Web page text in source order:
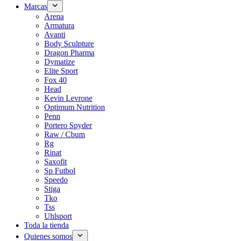
Marcas
Arena
Armatura
Avanti
Body Sculpture
Dragon Pharma
Dymatize
Elite Sport
Fox 40
Head
Kevin Levrone
Optimum Nutrition
Penn
Portero Spyder
Raw / Cbum
Rg
Rinat
Saxofit
Sp Futbol
Speedo
Stiga
Tko
Tss
Uhlsport
Toda la tienda
Quienes somos